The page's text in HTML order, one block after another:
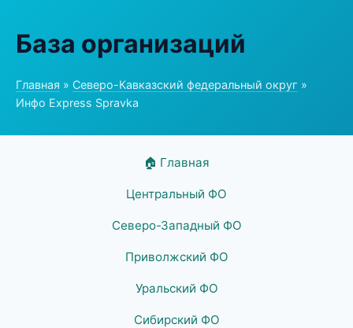
База организаций
Главная » Северо-Кавказский федеральный округ »
Инфо Express Spravka
🏠 Главная
Центральный ФО
Северо-Западный ФО
Приволжский ФО
Уральский ФО
Сибирский ФО